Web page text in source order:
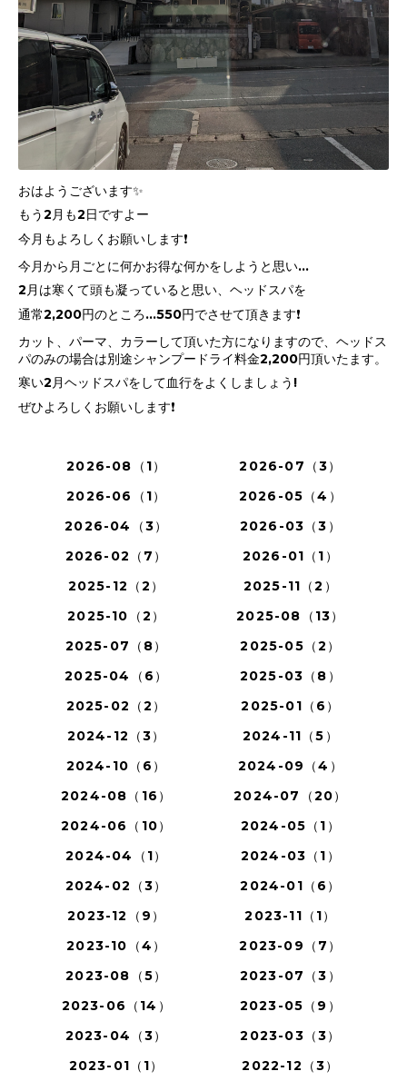
おはようございます✨
もう2月も2日ですよー
今月もよろしくお願いします❗
今月から月ごとに何かお得な何かをしようと思い…
2月は寒くて頭も凝っていると思い、ヘッドスパを
通常2,200円のところ…550円でさせて頂きます❗
カット、パーマ、カラーして頂いた方になりますので、ヘッドス
パのみの場合は別途シャンプードライ料金2,200円頂いたます。
寒い2月ヘッドスパをして血行をよくしましょう!
ぜひよろしくお願いします❗
2026-08（1）
2026-07（3）
2026-06（1）
2026-05（4）
2026-04（3）
2026-03（3）
2026-02（7）
2026-01（1）
2025-12（2）
2025-11（2）
2025-10（2）
2025-08（13）
2025-07（8）
2025-05（2）
2025-04（6）
2025-03（8）
2025-02（2）
2025-01（6）
2024-12（3）
2024-11（5）
2024-10（6）
2024-09（4）
2024-08（16）
2024-07（20）
2024-06（10）
2024-05（1）
2024-04（1）
2024-03（1）
2024-02（3）
2024-01（6）
2023-12（9）
2023-11（1）
2023-10（4）
2023-09（7）
2023-08（5）
2023-07（3）
2023-06（14）
2023-05（9）
2023-04（3）
2023-03（3）
2023-01（1）
2022-12（3）